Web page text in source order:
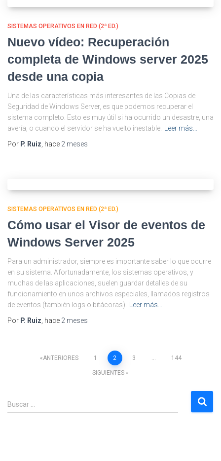
SISTEMAS OPERATIVOS EN RED (2ª ED.)
Nuevo vídeo: Recuperación
completa de Windows server 2025
desde una copia
Una de las características más interesantes de las Copias de
Seguridad de Windows Server, es que podemos recuperar el
sistema completo. Esto es muy útil si ha ocurrido un desastre, una
avería, o cuando el servidor se ha vuelto inestable.
Leer más…
Por P. Ruiz , hace 2 meses
SISTEMAS OPERATIVOS EN RED (2ª ED.)
Cómo usar el Visor de eventos de
Windows Server 2025
Para un administrador, siempre es importante saber lo que ocurre
en su sistema. Afortunadamente, los sistemas operativos, y
muchas de las aplicaciones, suelen guardar detalles de su
funcionamiento en unos archivos especiales, llamados registros
de eventos (también logs o bitácoras).
Leer más…
Por P. Ruiz , hace 2 meses
Paginación
entradas
ANTERIORES 1 2 3 … 144
SIGUIENTES
B
u
Buscar …